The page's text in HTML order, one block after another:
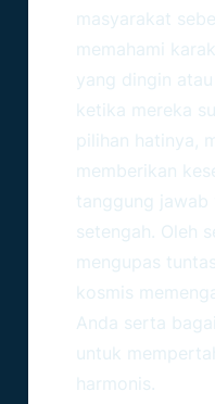
masyarakat
memahami
yang dingin atau
ketika mereka
pilihan hatinya,
memberikan
tanggung jawab
setengah. Oleh
mengupas
kosmis
Anda serta
untuk
harmonis.